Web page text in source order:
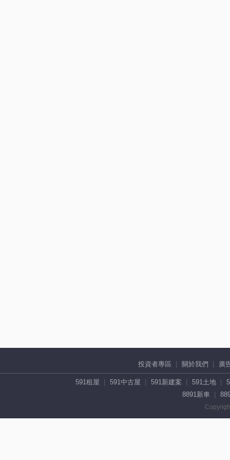
投資者專區 關於我們 廣
591租屋 591中古屋 591新建案 591土地
8891新車